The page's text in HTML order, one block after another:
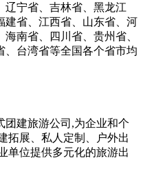
辽宁省、吉林省、黑龙江
建省、江西省、山东省、河
南省、四川省、贵州省、
、台湾省等全国各个省市均
团建旅游公司,为企业和个
拓展、私人定制、户外出
单位提供多元化的旅游出